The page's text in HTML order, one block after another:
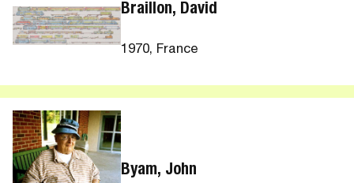
Braillon, David
1970, France
Byam, John